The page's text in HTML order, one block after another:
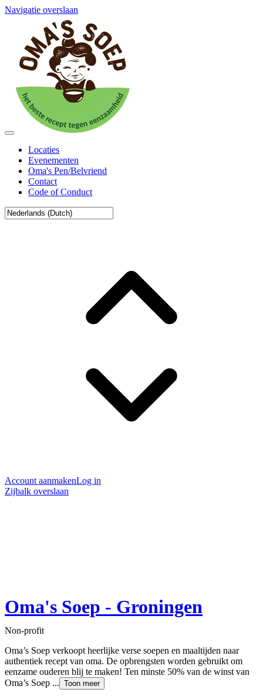
Navigatie overslaan
Locaties
Evenementen
Oma's Pen/Belvriend
Contact
Code of Conduct
Account aanmakenLog in
Zijbalk overslaan
Oma's Soep - Groningen
Non-profit
Oma’s Soep verkoopt heerlijke verse soepen en maaltijden naar
authentiek recept van oma. De opbrengsten worden gebruikt om
eenzame ouderen blij te maken! Ten minste 50% van de winst van
Oma’s Soep ... Toon meer